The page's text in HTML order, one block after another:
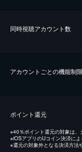
同時視聴アカウント数
アカウントごとの機能制
ポイント還元
※40％ポイント還元の対象は、
※iOSアプリのUコイン決済に
※還元の対象外となる決済方法